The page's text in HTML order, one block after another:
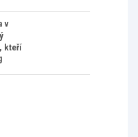
v
kteří